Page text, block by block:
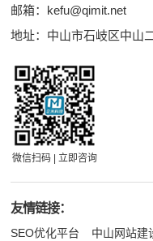
邮箱： kefu@qimit.net
地址：中山市石岐区中山
微信扫码 | 立即咨询
友情链接：
SEO优化平台 中山网站建